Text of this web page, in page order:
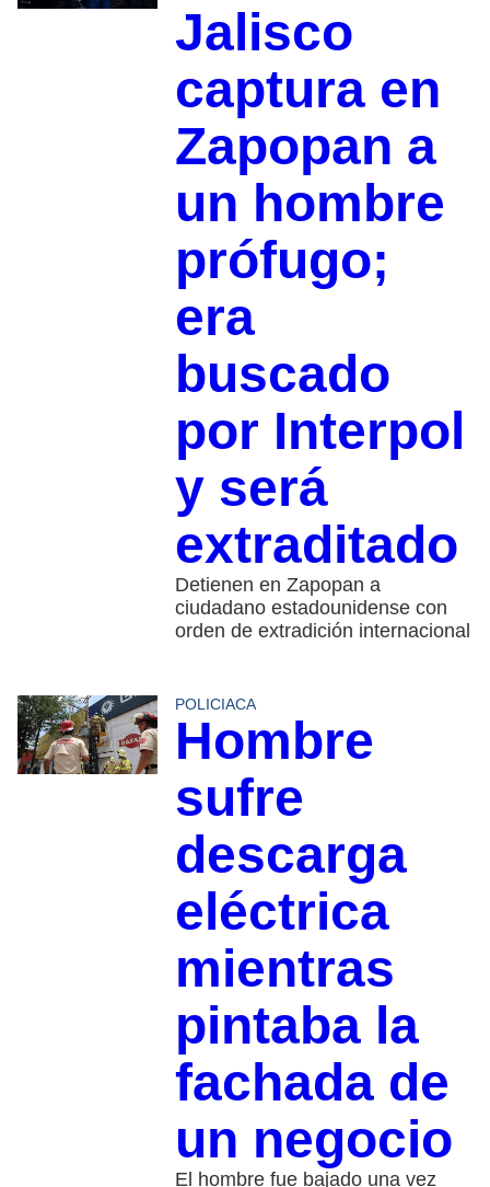
Jalisco
captura en
Zapopan a
un hombre
prófugo;
era
buscado
por Interpol
y será
extraditado
Detienen en Zapopan a
ciudadano estadounidense con
orden de extradición internacional
POLICIACA
Hombre
sufre
descarga
eléctrica
mientras
pintaba la
fachada de
un negocio
El hombre fue bajado una vez